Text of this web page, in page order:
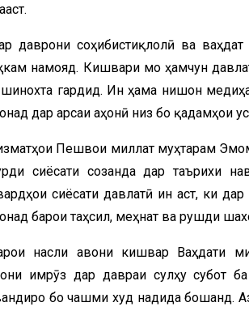
даврони соҳибистиқлолӣ ва
намояд. Кишвари мо ҳамчун
шинохта гардид. Ин ҳама нишон
дар арсаи ҷаҳонӣ низ бо қадамҳои
Пешвои миллат муҳтарам
сиёсати созанда дар таърихи
сиёсати давлатӣ ин аст, ки
барои таҳсил, меҳнат ва рушди
насли ҷавони кишвар Ваҳдати
имрӯз дар давраи сулҳу субот
бо чашми худ надида бошанд.